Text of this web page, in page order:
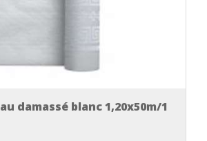
damassé blanc 1,20x50m/1